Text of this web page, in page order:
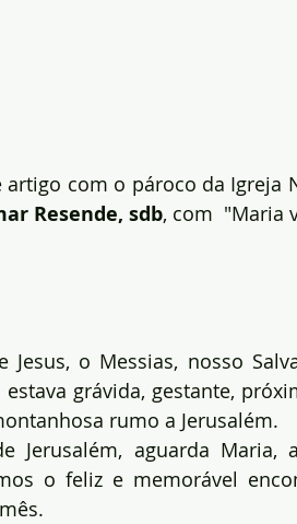
artigo com o pároco da Igreja
Resende, sdb, com  "Maria
o Messias, nosso
grávida, gestante,
rumo a Jerusalém.
Jerusalém, aguarda Maria,
o feliz e memorável